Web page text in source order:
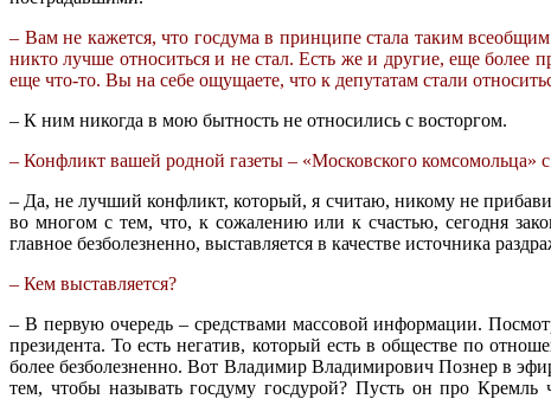
– Вам не кажется, что госдума в принципе стала таким
никто лучше относиться и не стал. Есть же и другие, еще более
еще что-то. Вы на себе ощущаете, что к депутатам стали
– К ним никогда в мою бытность не относились с восторгом.
– Конфликт вашей родной газеты – «Московского комсомольца» с
– Да, не лучший конфликт, который, я считаю, никому не
во многом с тем, что, к сожалению или к счастью, сегодня
главное безболезненно, выставляется в качестве источника
– Кем выставляется?
– В первую очередь – средствами массовой информации.
президента. То есть негатив, который есть в обществе по
более безболезненно. Вот Владимир Владимирович Познер в
тем, чтобы называть госдуму госдурой? Пусть он про